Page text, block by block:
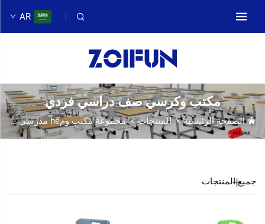
AR
مكتب وكرسي صف دراسي فردي
الصفحة الرئيسية>المنتجات>مجموعة مكتب ومhế مدرسي >
جميع المنتجات